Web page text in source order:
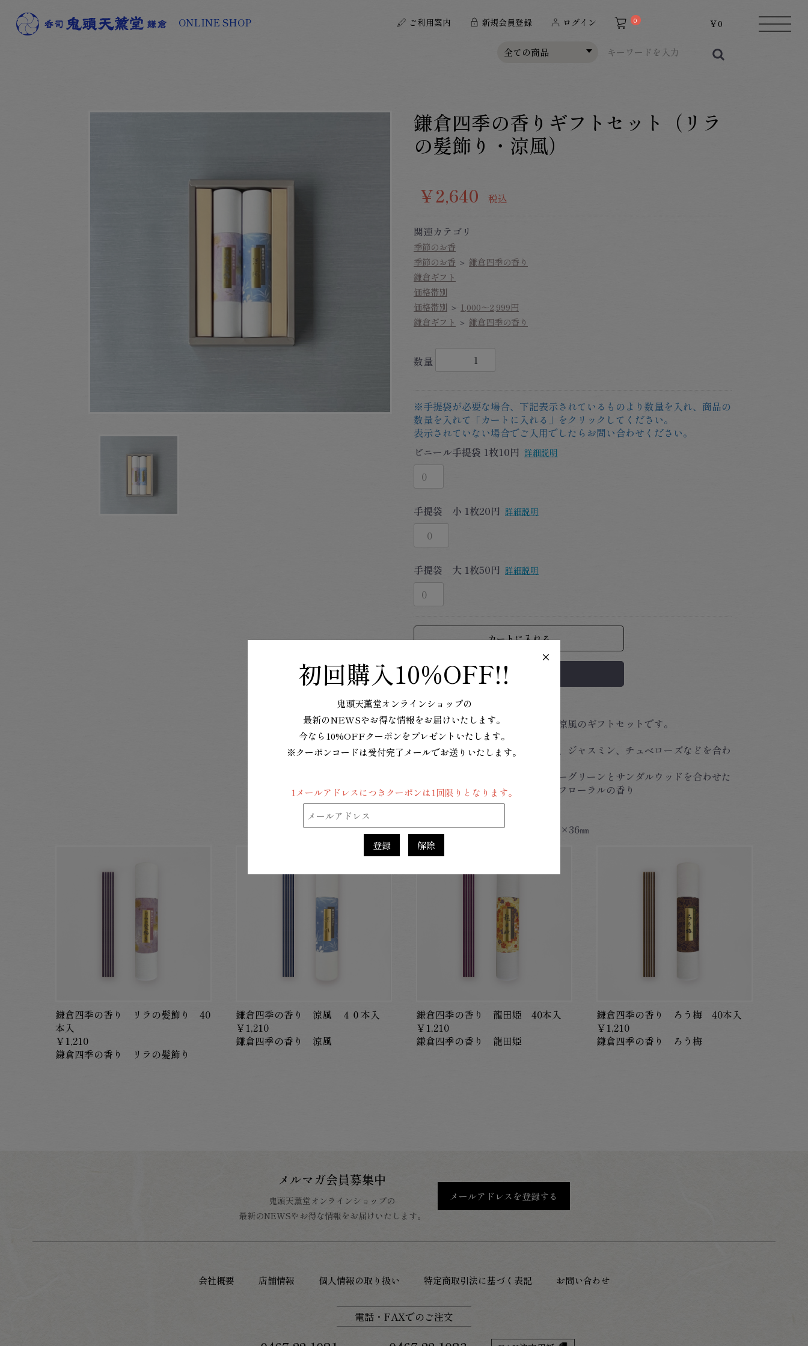
ONLINE SHOP ご利用案内 新規会員登録 ログイン 0 ￥0
鎌倉四季の香りギフトセット（リラ
の髪飾り・涼風）
￥2,640 税込
関連カテゴリ
季節のお香
季節のお香 ＞ 鎌倉四季の香り
鎌倉ギフト
価格帯別
価格帯別 ＞ 1,000～2,999円
鎌倉ギフト ＞ 鎌倉四季の香り
数量
※手提袋が必要な場合、下記表示されているものより数量を入れ、商品の
数量を入れて「カートに入れる」をクリックしてください。
表示されていない場合でご入用でしたらお問い合わせください。
ビニール手提袋 1枚10円 詳細説明
手提袋 小 1枚20円 詳細説明
手提袋 大 1枚50円 詳細説明
カートに入れる
お気に入りに追加
鎌倉四季の香り リラの髪飾りと涼風のギフトセットです。
リラの髪飾り・・・イランイラン、ジャスミン、チュベローズなどを合わ
涼風・・・フローラルにリーフィーグリーンとサンダルウッドを合わせた
夏の涼やかな風を感じるグリーンフローラルの香り
（各40本入）
商品サイズ（約）：180㎜×113㎜×36㎜
鎌倉四季の香り リラの髪飾り 40
本入
￥1,210
鎌倉四季の香り リラの髪飾り
鎌倉四季の香り 涼風 ４０本入
￥1,210
鎌倉四季の香り 涼風
鎌倉四季の香り 龍田姫 40本入
￥1,210
鎌倉四季の香り 龍田姫
鎌倉四季の香り ろう梅 40本入
￥1,210
鎌倉四季の香り ろう梅
初回購入10%OFF!!
鬼頭天薫堂オンラインショップの
最新のNEWSやお得な情報をお届けいたします。
今なら10%OFFクーポンをプレゼントいたします。
※クーポンコードは受付完了メールでお送りいたします。
1メールアドレスにつきクーポンは1回限りとなります。
登録 解除
×
メルマガ会員募集中
鬼頭天薫堂オンラインショップの
最新のNEWSやお得な情報をお届けいたします。
メールアドレスを登録する
会社概要 店舗情報 個人情報の取り扱い 特定商取引法に基づく表記 お問い合わせ
電話・FAXでのご注文